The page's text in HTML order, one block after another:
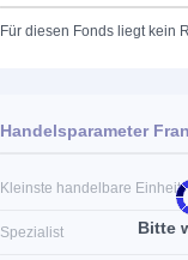
Für diesen Fonds liegt kein
Bitte
Handelsparameter
Kleinste handelbare Einheit
Spezialist